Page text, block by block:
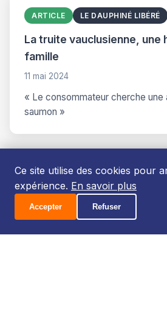
ARTICLE LE DAUPHINÉ LIBÉRÉ
La truite vauclusienne, une
famille
11 mai 2024
« Le consommateur cherche une
saumon »
Ce site utilise des cookies pour
expérience. En savoir plus
Accepter Refuser